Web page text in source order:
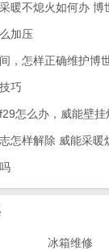
不熄火如何办 博世
加压
，怎样正确维护博
巧
怎么办，威能壁
怎样解除 威能采暖
冰箱维修